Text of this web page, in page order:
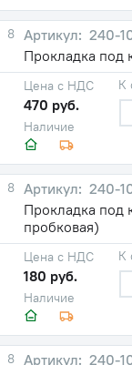
8
240-
Прокладка под
Наличие
Цена с НДС
470 руб.
К
8
240-
Прокладка под
пробковая)
Наличие
Цена с НДС
180 руб.
К
8
240-